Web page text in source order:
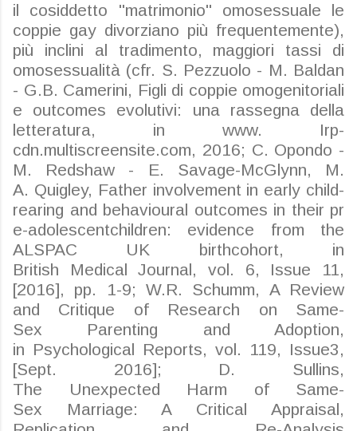
il cosiddetto "matrimonio" omosessuale le
coppie gay divorziano più frequentemente),
più inclini al tradimento, maggiori tassi di
omosessualità (cfr. S. Pezzuolo - M. Baldan
- G.B. Camerini, Figli di coppie omogenitoriali
e outcomes evolutivi: una rassegna della
letteratura, in www. Irp-
cdn.multiscreensite.com, 2016; C. Opondo -
M. Redshaw - E. Savage-McGlynn, M.
A. Quigley, Father involvement in early child-
rearing and behavioural outcomes in their pr
e-adolescentchildren: evidence from the
ALSPAC UK birthcohort, in
British
Medical Journal, vol. 6, Issue 11,
[2016], pp. 1-9; W.R. Schumm, A Review
and Critique of Research on Same-
Sex Parenting and Adoption,
in Psychological Reports, vol. 119, Issue3,
[Sept. 2016]; D. Sullins,
The
Unexpected Harm of Same-
Sex
Marriage: A Critical Appraisal,